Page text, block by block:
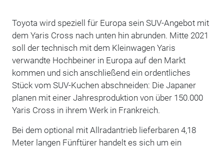
Toyota wird speziell für Europa sein SUV-Angebot mit
dem Yaris Cross nach unten hin abrunden. Mitte 2021
soll der technisch mit dem Kleinwagen Yaris
verwandte Hochbeiner in Europa auf den Markt
kommen und sich anschließend ein ordentliches
Stück vom SUV-Kuchen abschneiden: Die Japaner
planen mit einer Jahresproduktion von über 150.000
Yaris Cross in ihrem Werk in Frankreich.
Bei dem optional mit Allradantrieb lieferbaren 4,18
Meter langen Fünftürer handelt es sich um ein